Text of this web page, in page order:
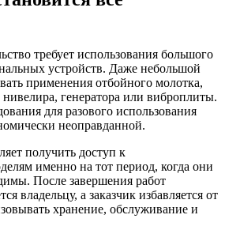
требует использования большого
устройств. Даже небольшой
применения отбойного молотка,
нивелира, генератора или виброплиты.
для разового использования
неоправданной.
получить доступ к
именно на тот период, когда они
После завершения работ
владельцу, а заказчик избавляется от
хранение, обслуживание и